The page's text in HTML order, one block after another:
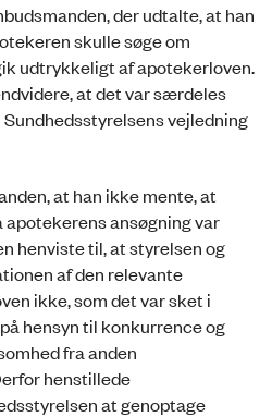
der udtalte, at han
skulle søge om
udtrykkeligt af apotekerloven.
at det var særdeles
vejledning
at han ikke mente, at
ansøgning var
henviste til, at styrelsen og
af den relevante
ikke, som det var sket i
hensyn til konkurrence og
fra anden
henstillede
at genoptage